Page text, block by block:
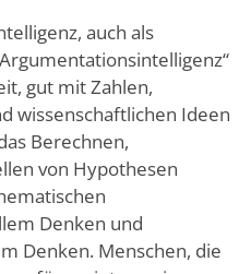
auch als
gut mit Zahlen,
wissenschaftlichen Ideen
Berechnen,
von Hypothesen
Denken und
Denken. Menschen, die